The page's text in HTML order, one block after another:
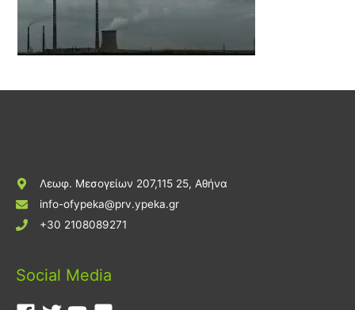
Λεωφ. Μεσογείων 207,115 25, Αθήνα
info-ofypeka@prv.ypeka.gr
+30 2108089271
Social Media